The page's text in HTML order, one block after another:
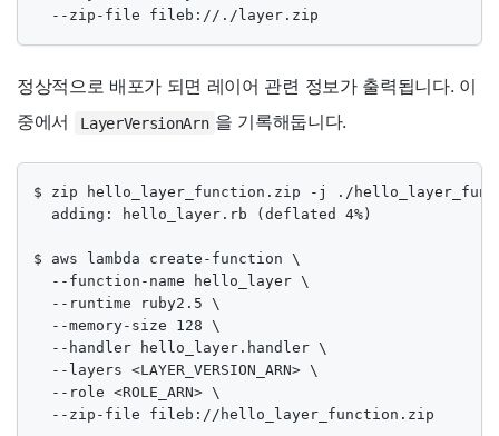
  --zip-file fileb://./layer.zip
정상적으로 배포가 되면 레이어 관련 정보가 출력됩니다. 이
중에서
LayerVersionArn 을 기록해둡니다.
$ zip hello_layer_function.zip -j ./
  adding: hello_layer.rb (deflated 4%)
$ aws lambda create-function \
  --function-name hello_layer \
  --runtime ruby2.5 \
  --memory-size 128 \
  --handler hello_layer.handler \
  --layers <LAYER_VERSION_ARN> \
  --role <ROLE_ARN> \
  --zip-file fileb://hello_layer_function.zip